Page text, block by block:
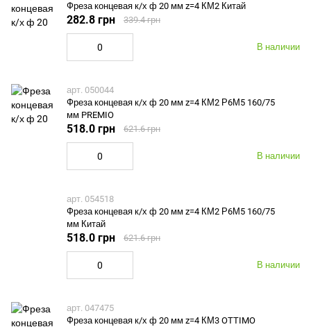
Фреза концевая к/х ф 20 мм z=4 КМ2 Китай
В наличии
282.8 грн 339.4 грн
арт. 050044
Фреза концевая к/х ф 20 мм z=4 КМ2 Р6М5 160/75
мм PREMIO
В наличии
518.0 грн 621.6 грн
арт. 054518
Фреза концевая к/х ф 20 мм z=4 КМ2 Р6М5 160/75
мм Китай
В наличии
518.0 грн 621.6 грн
арт. 047475
Фреза концевая к/х ф 20 мм z=4 КМ3 OTTIMO